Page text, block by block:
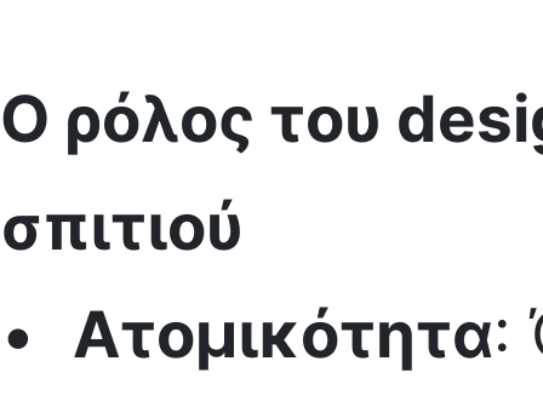
Ο ρόλος του
σπιτιού
• Ατομικότητα: